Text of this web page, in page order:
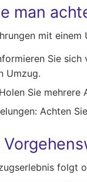
man
mit einem
Sie sich
Umzug.
Holen Sie mehrere
Achten
folgt